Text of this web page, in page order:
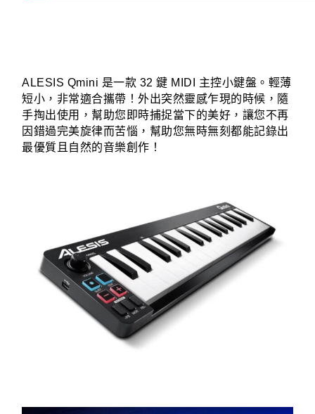
ALESIS Qmini 是一款 32 鍵 MIDI 主控小鍵盤。輕薄
短小，非常適合攜帶！外出突然靈感乍現的時候，隨
手掏出使用，幫助您即時捕捉當下的美好，讓您不再
因錯過完美旋律而苦惱，幫助您無時無刻都能記錄出
最優質且自然的音樂創作！